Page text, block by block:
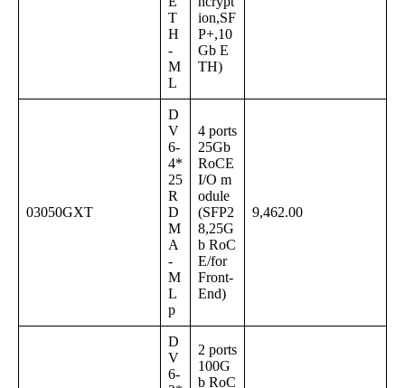
T
H
-
M
L
ion,SF
P+,10
Gb E
TH)
03050GXT
D
V
6-
4*
25
R
D
M
A
-
M
L
p
4 ports
25Gb
RoCE
I/O m
odule
(SFP2
8,25G
b RoC
E/for
Front-
End)
9,462.00
D
V
6-
2 ports
100G
b RoC